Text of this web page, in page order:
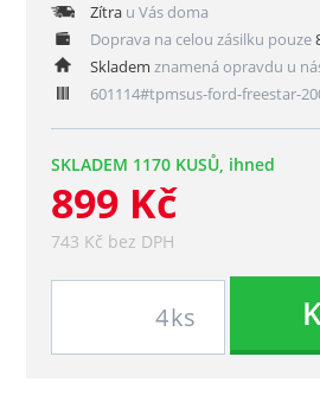
Zítrau Vás doma
Doprava na celou zásilku pouze
Skladem znamená opravdu u
601114#tpmsus-ford-freestar-
SKLADEM 1170 KUSŮ, ihned
899 Kč
743 Kč bez DPH
ks